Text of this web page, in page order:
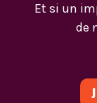
Et si un
de